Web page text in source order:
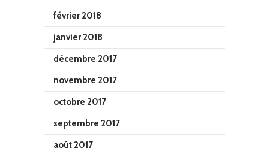
février 2018
janvier 2018
décembre 2017
novembre 2017
octobre 2017
septembre 2017
août 2017